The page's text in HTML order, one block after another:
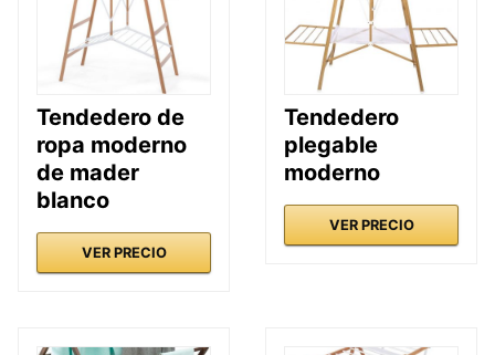
Tendedero de
ropa moderno
de mader
blanco
VER PRECIO
Tendedero
plegable
moderno
VER PRECIO